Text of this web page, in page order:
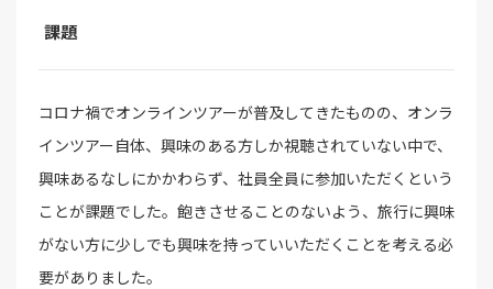
課題
コロナ禍でオンラインツアーが普及してきたものの、オンラ
インツアー自体、興味のある方しか視聴されていない中で、
興味あるなしにかかわらず、社員全員に参加いただくという
ことが課題でした。飽きさせることのないよう、旅行に興味
がない方に少しでも興味を持っていいただくことを考える必
要がありました。